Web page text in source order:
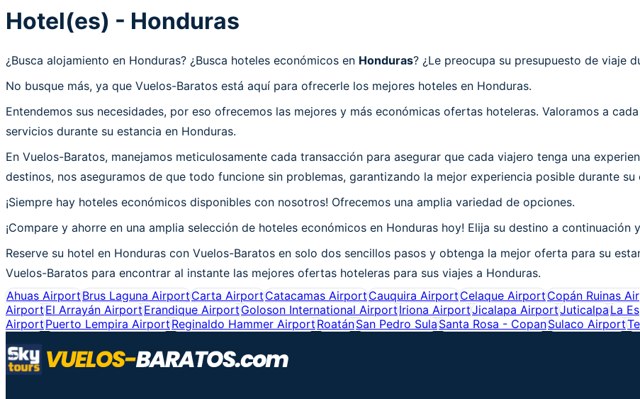
Hotel(es) - Honduras
¿Busca alojamiento en Honduras? ¿Busca hoteles económicos en Honduras? ¿Le preocupa su presupuesto de viaje
No busque más, ya que Vuelos-Baratos está aquí para ofrecerle los mejores hoteles en Honduras.
Entendemos sus necesidades, por eso ofrecemos las mejores y más económicas ofertas hoteleras. Valoramos a
servicios durante su estancia en Honduras.
En Vuelos-Baratos, manejamos meticulosamente cada transacción para asegurar que cada viajero tenga una
destinos, nos aseguramos de que todo funcione sin problemas, garantizando la mejor experiencia posible durante su
¡Siempre hay hoteles económicos disponibles con nosotros! Ofrecemos una amplia variedad de opciones.
¡Compare y ahorre en una amplia selección de hoteles económicos en Honduras hoy! Elija su destino a
Reserve su hotel en Honduras con Vuelos-Baratos en solo dos sencillos pasos y obtenga la mejor oferta para su
Vuelos-Baratos para encontrar al instante las mejores ofertas hoteleras para sus viajes a Honduras.
Ahuas AirportBrus Laguna AirportCarta AirportCatacamas AirportCauquira AirportCelaque AirportCopán Ruinas
AirportEl Arrayán AirportErandique AirportGoloson International AirportIriona AirportJicalapa AirportJuticalpaLa
AirportPuerto Lempira AirportReginaldo Hammer AirportRoatánSan Pedro SulaSanta Rosa - CopanSulaco Airport